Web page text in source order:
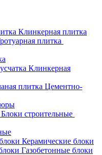
Клинкерная плитка
плитка
Клинкерная
Цементно-
Блоки строительные
Керамические блоки
Газобетонные блоки